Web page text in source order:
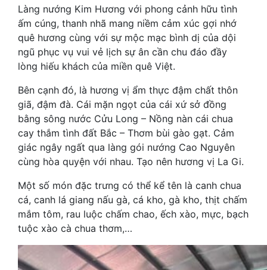
Làng nướng Kim Hương với phong cảnh hữu tình
ấm cúng, thanh nhã mang niềm cảm xúc gợi nhớ
quê hương cùng với sự mộc mạc bình dị của dội
ngũ phục vụ vui vẻ lịch sự ân cần chu đáo đầy
lòng hiếu khách của miền quê Việt.
Bên cạnh đó, là hương vị ẩm thực đậm chất thôn
giã, đậm đà. Cái mặn ngọt của cái xứ sở đồng
bằng sông nước Cửu Long – Nồng nàn cái chua
cay thắm tình đất Bắc – Thơm bùi gào gạt. Cảm
giác ngây ngất qua làng gói nướng Cao Nguyên
cùng hòa quyện với nhau. Tạo nên hương vị La Gi.
Một số món đặc trưng có thể kể tên là canh chua
cá, canh lá giang nấu gà, cá kho, gà kho, thịt chấm
mắm tôm, rau luộc chấm chao, ếch xào, mực, bạch
tuộc xào cà chua thơm,…